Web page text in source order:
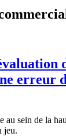
erreur
au sein de la
jeu.